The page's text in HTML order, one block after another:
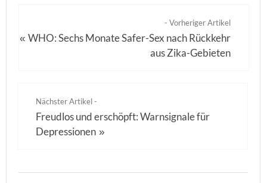
- Vorheriger Artikel
«WHO: Sechs Monate Safer-Sex nach Rückkehr
aus Zika-Gebieten
Nächster Artikel -
Freudlos und erschöpft: Warnsignale für
Depressionen »